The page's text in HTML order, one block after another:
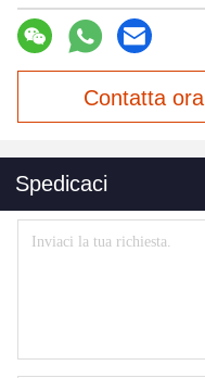
Contatta ora
Spedicaci